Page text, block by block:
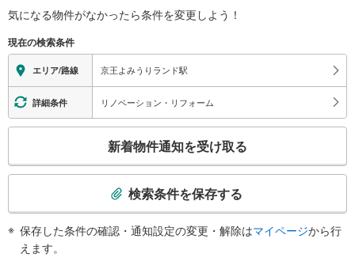
※段差なしでの移動経路
地上⇔改札⇔ホーム：○
エレベータ
・各ホーム⇔中１Ｆ
トイレ
《多機能トイレ》
・中１Ｆ⇔改札（１Ｆ）
・点字案内（券売機・運賃表・階段手すり）
・ＡＥＤ
気になる物件がなかったら条件を変更しよう！
現在の検索条件
エリア/路線 京王よみうりランド駅
詳細条件 リノベーション・リフォーム
検
新着物件通知を受け取る
検索条件を保存する
保存した条件の確認・通知設定の変更・解除はマイページから行
えます。